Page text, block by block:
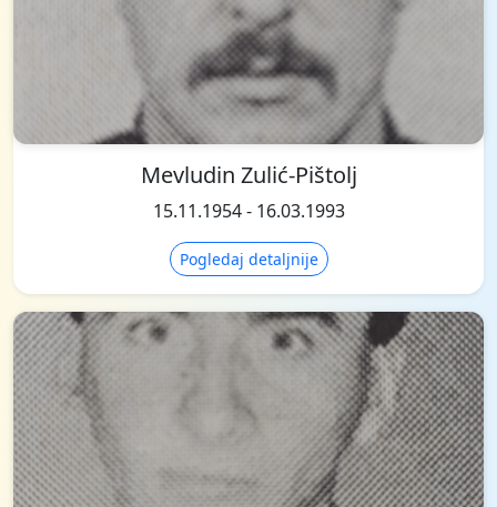
Mevludin Zulić-Pištolj
15.11.1954 - 16.03.1993
Pogledaj detaljnije